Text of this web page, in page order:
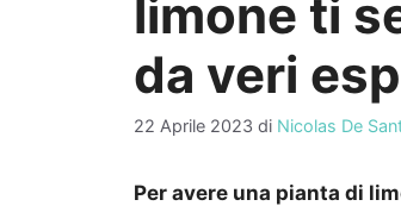
limone ti
da veri
22 Aprile 2023 di Nicolas De
Per avere una pianta di